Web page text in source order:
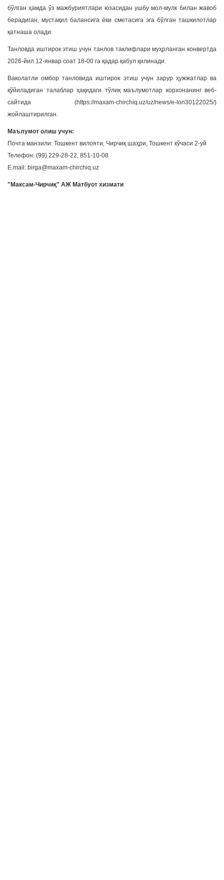
бўлган ҳамда ўз мажбуриятлари юзасидан ушбу мол-мулк билан жавоб
берадиган, мустақил балансига ёки сметасига эга бўлган ташкилотлар
қатнаша олади.
Танловда иштирок этиш учун танлов таклифлари муҳрланган конвертда
2026-йил 12-январ соат 18-00 га қадар қабул қилинади.
Ваколатли омбор танловида иштирок этиш учун зарур ҳужжатлар ва
қўйиладиган талаблар ҳақидаги тўлиқ маълумотлар корхонанинг веб-
сайтида (https://maxam-chirchiq.uz/uz/news/e-lon30122025/)
жойлаштирилган.
Маълумот олиш учун:
Почта манзили: Тошкент вилояти, Чирчиқ шаҳри, Тошкент кўчаси 2-уй
Телефон: (99) 229-28-22, 851-10-08
E.mail: birga@maxam-chirchiq.uz
"Максам-Чирчиқ" АЖ Матбуот хизмати